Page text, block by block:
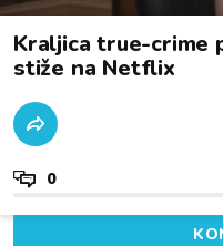
Kraljica true-crime
stiže na Netflix
0